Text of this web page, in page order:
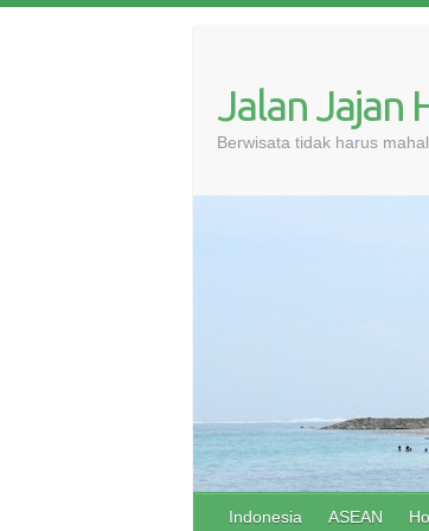
Jalan Jajan
Berwisata tidak harus
Indonesia ASEAN